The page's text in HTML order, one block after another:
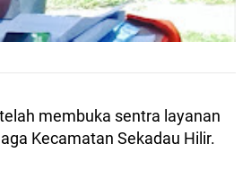
membuka sentra layanan
Kecamatan Sekadau Hilir.